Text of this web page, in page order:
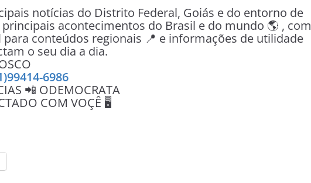
notícias do Distrito Federal, Goiás e do entorno de
acontecimentos do Brasil e do mundo 🌎 , com
para conteúdos regionais 📍 e informações de utilidade
o seu dia a dia.
6986
📲 ODEMOCRATA
COM VOÇÊ 🖥️